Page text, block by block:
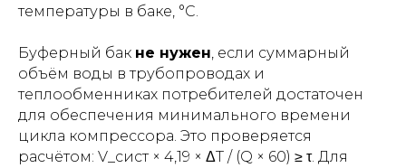
температуры в баке, °С.
Буферный бак не нужен, если суммарный
объём воды в трубопроводах и
теплообменниках потребителей достаточен
для обеспечения минимального времени
цикла компрессора. Это проверяется
расчётом: V_сист × 4,19 × ΔT / (Q × 60) ≥ τ. Для